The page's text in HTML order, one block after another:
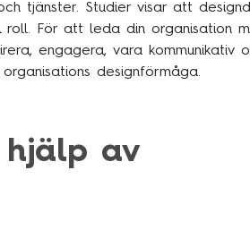
tjänster. Studier visar att
För att leda din organisation
engagera, vara
designförmåga.
av